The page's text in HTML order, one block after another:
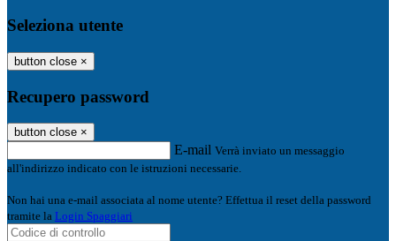
Seleziona utente
button close ×
Recupero password
button close ×
E-mail Verrà inviato un messaggio
all'indirizzo indicato con le istruzioni necessarie.
Non hai una e-mail associata al nome utente? Effettua il reset della password
tramite la Login Spaggiari